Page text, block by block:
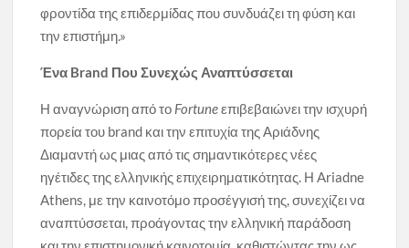
φροντίδα της επιδερμίδας που συνδυάζει τη φύση και
την επιστήμη.»
Ένα Brand Που Συνεχώς Αναπτύσσεται
Η αναγνώριση από το Fortuneεπιβεβαιώνει την ισχυρή
πορεία του brand και την επιτυχία της Αριάδνης
Διαμαντή ως μιας από τις σημαντικότερες νέες
ηγέτιδες της ελληνικής επιχειρηματικότητας. Η Ariadne
Athens, με την καινοτόμο προσέγγισή της, συνεχίζει να
αναπτύσσεται, προάγοντας την ελληνική παράδοση